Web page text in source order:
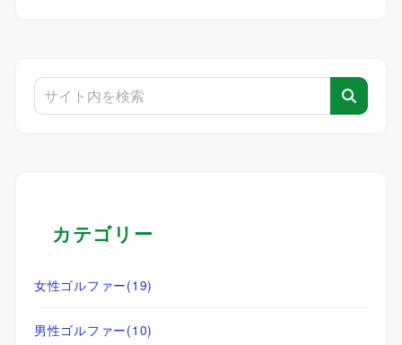
カテゴリー
女性ゴルファー(19)
男性ゴルファー(10)